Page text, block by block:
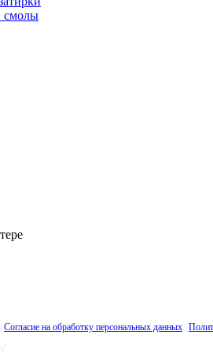
смолы
Согласие на обработку персональных данных